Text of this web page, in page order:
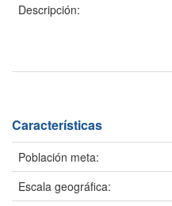
Descripción:
Características
Población meta:
Escala geográfica: